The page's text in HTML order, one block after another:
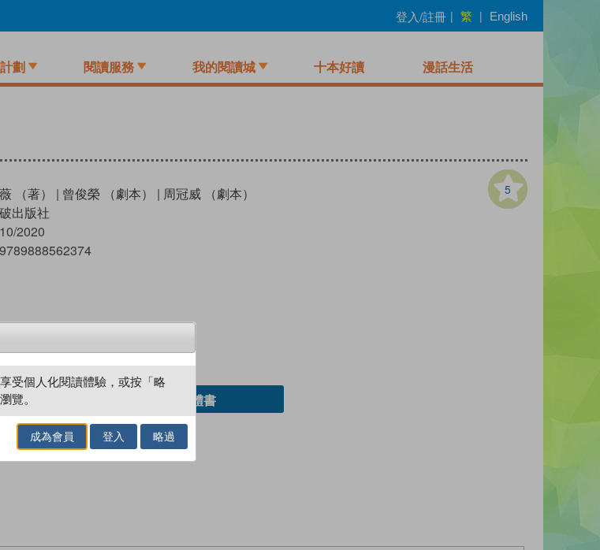
登入/註冊 | 繁 | English
劃 閱讀服務 我的閱讀城 十本好讀 漫話生活
5
（著） | 曾俊榮 （劇本） | 周冠威 （劇本）
出版社
10/2020
9789888562374
閱讀電子書 借閱實體書
受個人化閱讀體驗，或按「略
覽。
成為會員 登入 略過